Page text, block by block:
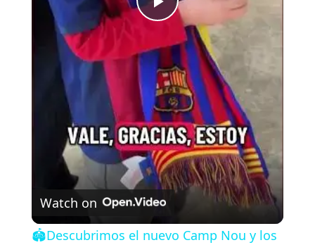
P
l
a
y
V
i
Watch on
🏟️Descubrimos el nuevo Camp Nou y los